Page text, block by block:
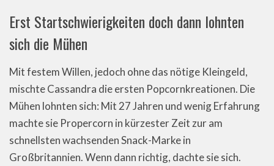
Erst Startschwierigkeiten doch dann lohnten
sich die Mühen
Mit festem Willen, jedoch ohne das nötige Kleingeld,
mischte Cassandra die ersten Popcornkreationen. Die
Mühen lohnten sich: Mit 27 Jahren und wenig Erfahrung
machte sie Propercorn in kürzester Zeit zur am
schnellsten wachsenden Snack-Marke in
Großbritannien. Wenn dann richtig, dachte sie sich.